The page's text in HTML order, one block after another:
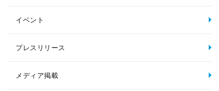
イベント
プレスリリース
メディア掲載